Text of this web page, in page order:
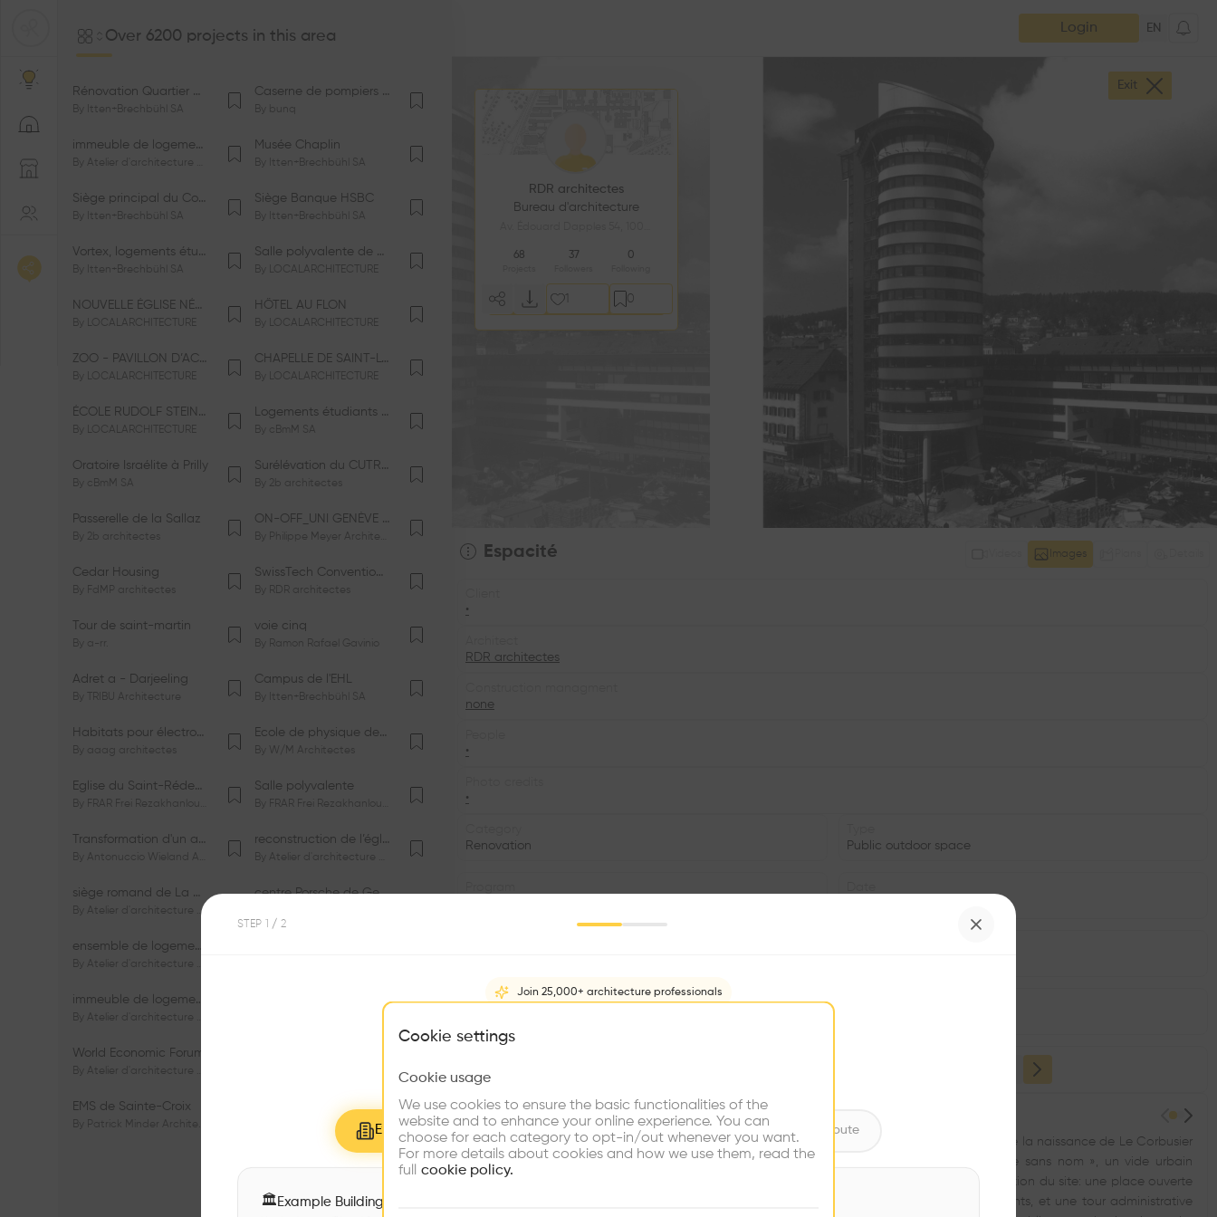
Login EN
Over 6200 projects in this area
Rénovation Quartier de la Tourelle
By Itten+Brechbühl SA
Caserne de pompiers de Bernex-Confignon
By bunq
immeuble de logements HM-LGZD-PPE «Doctoresse-Champendal»
By Atelier d'architecture Jacques Bugna SA
Musée Chaplin
By Itten+Brechbühl SA
Siège principal du Comité International Olympique CIO
By Itten+Brechbühl SA
Siège Banque HSBC
By Itten+Brechbühl SA
Vortex, logements étudiants
By Itten+Brechbühl SA
Salle polyvalente de Le Vaud
By LOCALARCHITECTURE
NOUVELLE ÉGLISE NÉO-APOSTOLIQUE
By LOCALARCHITECTURE
HÔTEL AU FLON
By LOCALARCHITECTURE
ZOO - PAVILLON D’ACCUEIL DE LA GARENNE
By LOCALARCHITECTURE
CHAPELLE DE SAINT-LOUP
By LOCALARCHITECTURE
ÉCOLE RUDOLF STEINER DE GENÈVE
By LOCALARCHITECTURE
Logements étudiants à Serrières
By cBmM SA
Oratoire Israélite à Prilly
By cBmM SA
Surélévation du CUTR-CHUV
By 2b architectes
Passerelle de la Sallaz
By 2b architectes
ON-OFF_UNI GENÈVE Faculté de Psychologie
By Philippe Meyer Architecte
Cedar Housing
By FdMP architectes
SwissTech Convention Center
By RDR architectes
Tour de saint-martin
By a-rr.
voie cinq
By Ramon Rafael Gavinio
Adret a - Darjeeling
By TRIBU Architecture
Campus de l'EHL
By Itten+Brechbühl SA
Habitats pour électrosensibles (ES)
By aaag architectes
Ecole de physique des Houches
By W/M Architectes
Eglise du Saint-Rédempteur
By FRAR Frei Rezakhanlou SA
Salle polyvalente
By FRAR Frei Rezakhanlou SA
Transformation d'un appartement dans les vignes
By Antonuccio Wieland Architectes Sàrl
reconstruction de l’église du Lignon
By Atelier d'architecture Jacques Bugna SA
siège romand de La Mobilière
By Atelier d'architecture Jacques Bugna SA
centre Porsche de Genève
ensemble de logements HBM - HM - LGZD - PPE «Rieu-Malagnou»
By Atelier d'architecture Jacques Bugna SA
immeuble de logements HBM «Les Genêts»
By Atelier d'architecture Jacques Bugna SA
World Economic Forum
By Atelier d'architecture Jacques Bugna SA
EMS de Sainte-Croix
By Patrick Minder Architectes Sàrl
Complexe scolaire de Vigner
Patrick Minder Architectes Sàrl
RDR architectes
Bureau d'architecture
68 37 0
Follow
1 0
Exit
Images
Espacité
•
RDR architectes
none
•
•
Renovation
Public outdoor space
Facade
•
•
Réalisé à l’issue d’un concours d’idées lancé en 1987 à l’occasion du 100ème anniversaire de la naissance de Le Corbusier
à la Chaux-de-Fonds, le complexe d’Espacité propose le réaménagement de la « Place sans nom », un vide urbain
apparu à la suite de démolitions. Trois éléments participent à la restructuration et à l’animation du site: une place ouverte
sur l’avenue Léopold Robert, un bâtiment barre associant commerces, bureaux et logements, et une tour administrative
STEP / 2
Join 25,000+ architecture professionals
What brings you here?
Choose your primary interest to personalize your experience
Explore Buildings Find Firms Meet Talents Contribute
🏛 Example Buildings
Cookie settings
Cookie usage
We use cookies to ensure the basic functionalities of the
website and to enhance your online experience. You can
choose for each category to opt-in/out whenever you want.
For more details about cookies and how we use them, read the
full
cookie policy.